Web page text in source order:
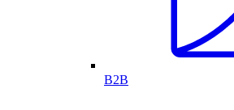
B2B